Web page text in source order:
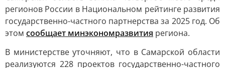
регионов России в Национальном рейтинге развития
государственно-частного партнерства за 2025 год. Об
этом сообщает минэкономразвития региона.
В министерстве уточняют, что в Самарской области
реализуются 228 проектов государственно-частного